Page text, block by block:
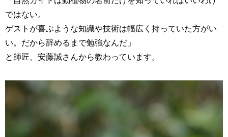
ではない。
ゲストが喜ぶような知識や技術は幅広く持っていた方がい
い。だから辞めるまで勉強なんだ」
と師匠、安藤誠さんから教わっています。